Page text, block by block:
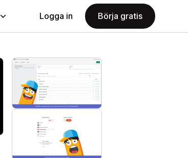
Logga in Börja gratis